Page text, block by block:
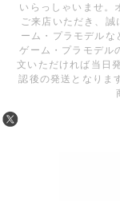
いらっしゃいませ。
ご来店いただき、誠
ーム・プラモデルな
ゲーム・プラモデル
文いただければ当日
認後の発送となりま